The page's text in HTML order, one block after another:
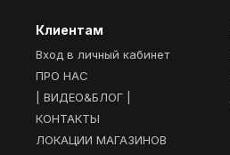
Клиентам
Вход в личный кабинет
ПРО НАС
| ВИДЕО&БЛОГ |
КОНТАКТЫ
ЛОКАЦИИ МАГАЗИНОВ